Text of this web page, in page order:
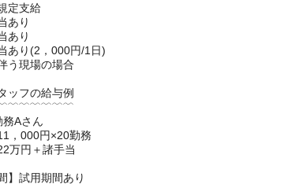
定支給
あり
あり
あり(2，000円/1日)
う現場の場合
ッフの給与例
務Aさん
，000円×20勤務
万円＋諸手当
】試用期間あり